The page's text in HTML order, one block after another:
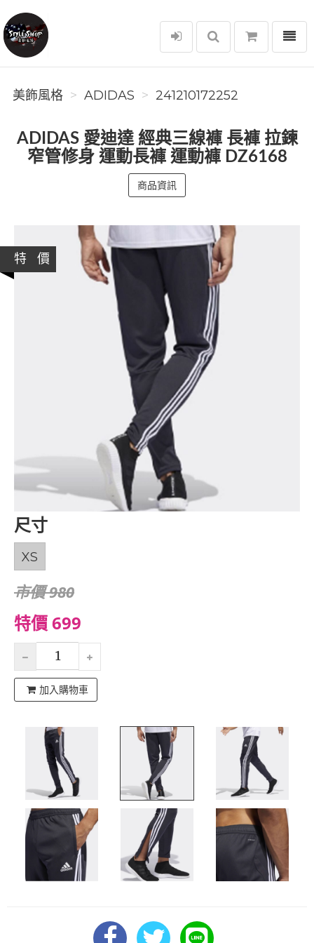
美飾風格
選單
美飾風格 ADIDAS 241210172252
ADIDAS 愛迪達 經典三線褲 長褲 拉鍊
窄管修身 運動長褲 運動褲 DZ6168
商品資訊
特 價
尺寸
XS
市價 980
特價 699
加入購物車